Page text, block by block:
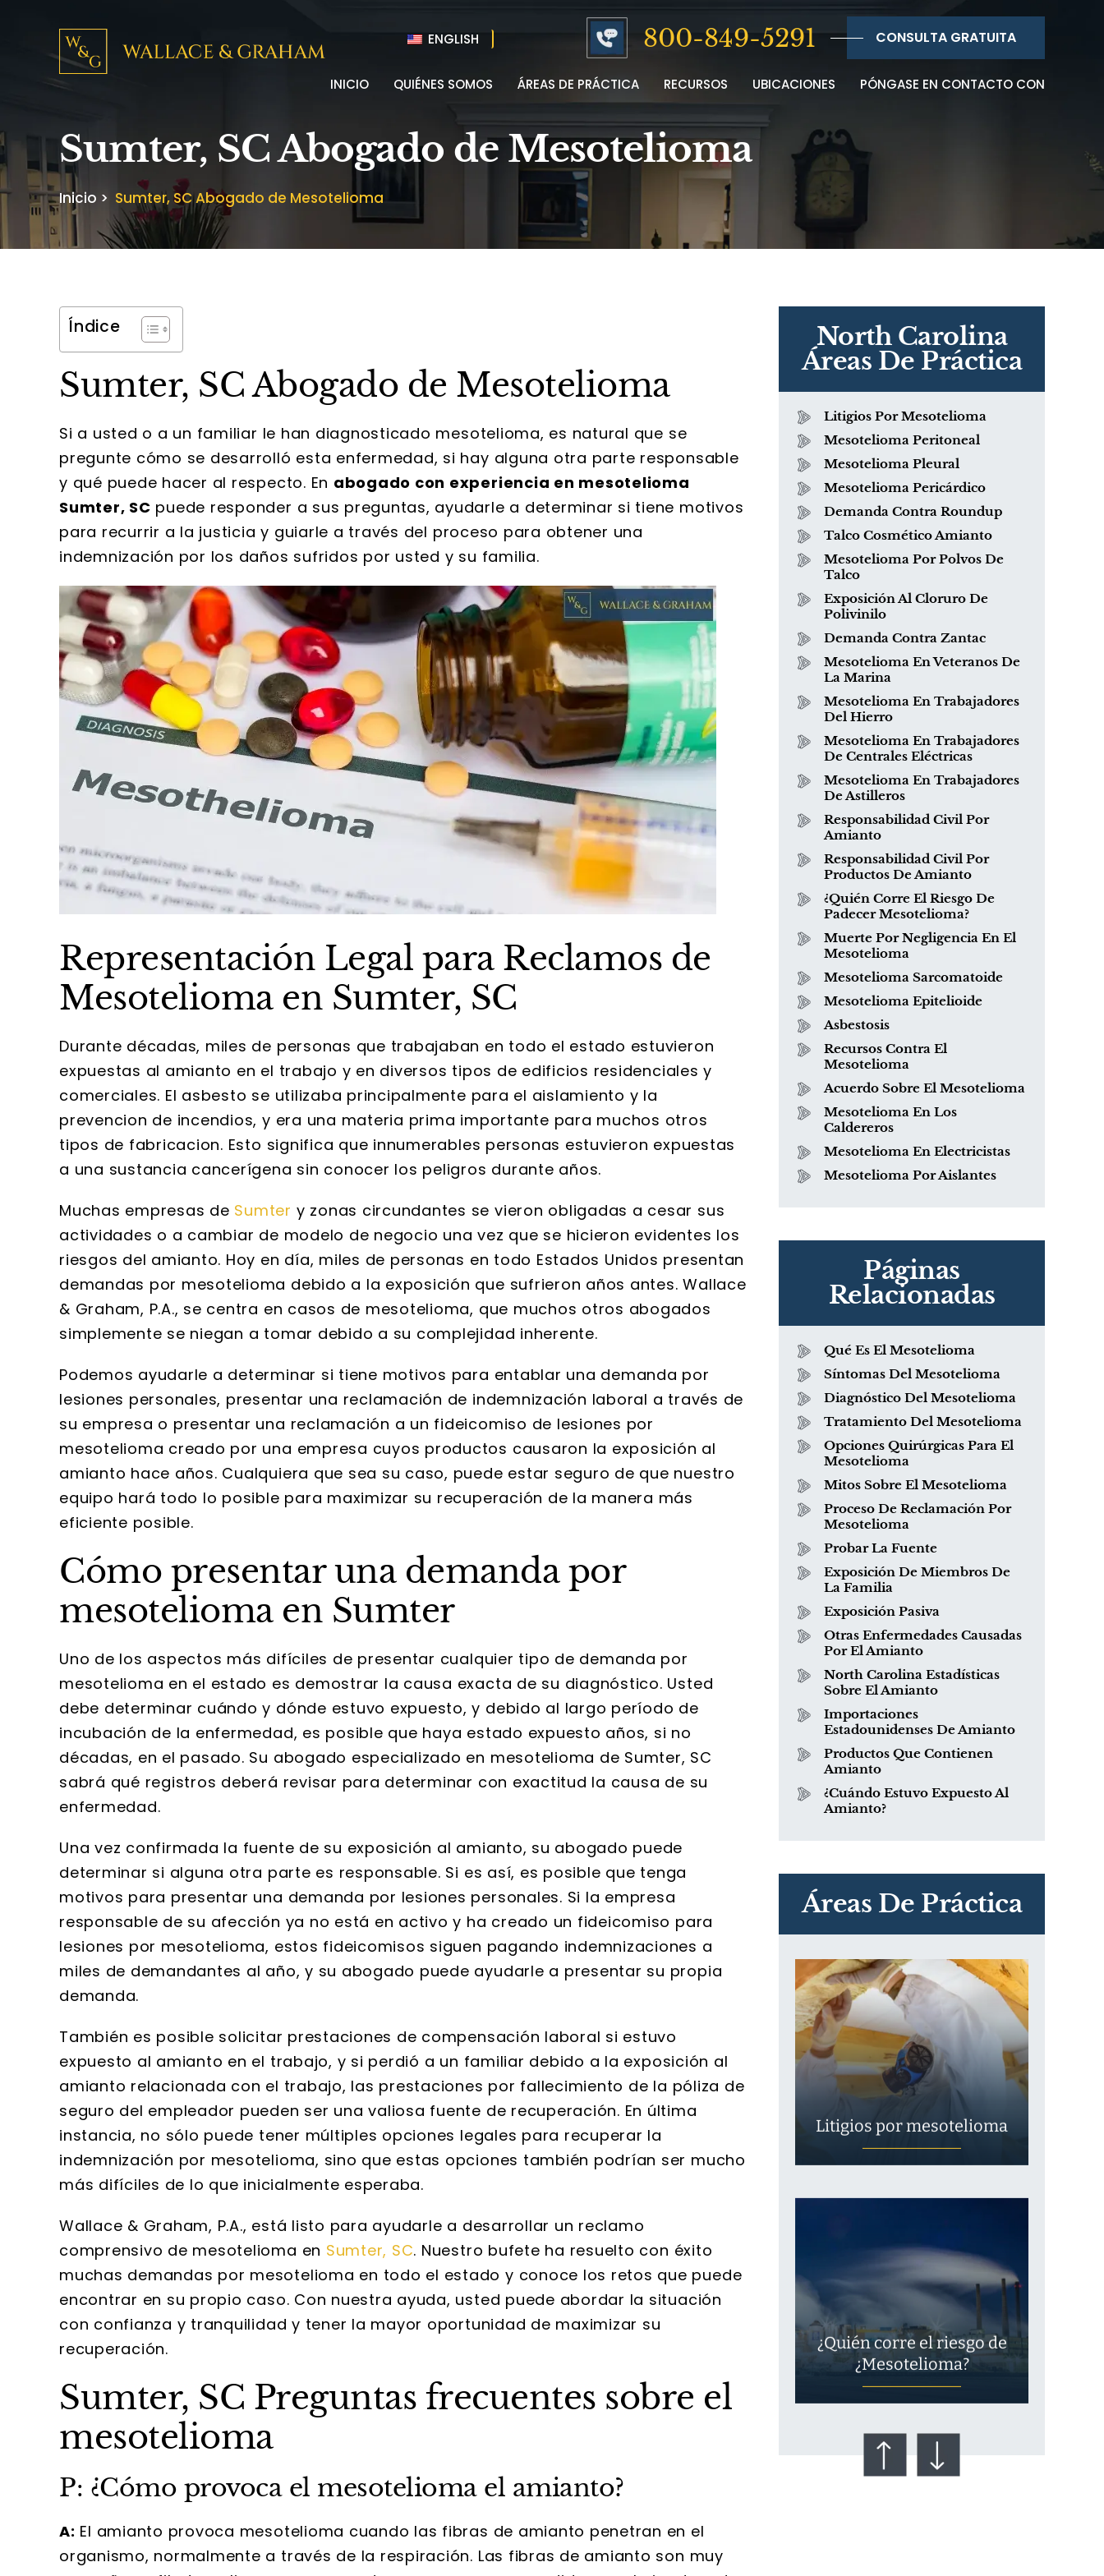
ENGLISH 800-849-5291 CONSULTA GRATUITA
INICIO QUIÉNES SOMOS ÁREAS DE PRÁCTICA RECURSOS UBICACIONES PÓNGASE EN CONTACTO CON
Sumter, SC Abogado de Mesotelioma
Inicio > Sumter, SC Abogado de Mesotelioma
Índice
Sumter, SC Abogado de Mesotelioma
Si a usted o a un familiar le han diagnosticado mesotelioma, es natural que se
pregunte cómo se desarrolló esta enfermedad, si hay alguna otra parte responsable
y qué puede hacer al respecto. En abogado con experiencia en mesotelioma
Sumter, SC puede responder a sus preguntas, ayudarle a determinar si tiene motivos
para recurrir a la justicia y guiarle a través del proceso para obtener una
indemnización por los daños sufridos por usted y su familia.
Representación Legal para Reclamos de
Mesotelioma en Sumter, SC
Durante décadas, miles de personas que trabajaban en todo el estado estuvieron
expuestas al amianto en el trabajo y en diversos tipos de edificios residenciales y
comerciales. El asbesto se utilizaba principalmente para el aislamiento y la
prevencion de incendios, y era una materia prima importante para muchos otros
tipos de fabricacion. Esto significa que innumerables personas estuvieron expuestas
a una sustancia cancerígena sin conocer los peligros durante años.
Muchas empresas de Sumter y zonas circundantes se vieron obligadas a cesar sus
actividades o a cambiar de modelo de negocio una vez que se hicieron evidentes los
riesgos del amianto. Hoy en día, miles de personas en todo Estados Unidos presentan
demandas por mesotelioma debido a la exposición que sufrieron años antes. Wallace
& Graham, P.A., se centra en casos de mesotelioma, que muchos otros abogados
simplemente se niegan a tomar debido a su complejidad inherente.
Podemos ayudarle a determinar si tiene motivos para entablar una demanda por
lesiones personales, presentar una reclamación de indemnización laboral a través de
su empresa o presentar una reclamación a un fideicomiso de lesiones por
mesotelioma creado por una empresa cuyos productos causaron la exposición al
amianto hace años. Cualquiera que sea su caso, puede estar seguro de que nuestro
equipo hará todo lo posible para maximizar su recuperación de la manera más
eficiente posible.
Cómo presentar una demanda por
mesotelioma en Sumter
Uno de los aspectos más difíciles de presentar cualquier tipo de demanda por
mesotelioma en el estado es demostrar la causa exacta de su diagnóstico. Usted
debe determinar cuándo y dónde estuvo expuesto, y debido al largo período de
incubación de la enfermedad, es posible que haya estado expuesto años, si no
décadas, en el pasado. Su abogado especializado en mesotelioma de Sumter, SC
sabrá qué registros deberá revisar para determinar con exactitud la causa de su
enfermedad.
Una vez confirmada la fuente de su exposición al amianto, su abogado puede
determinar si alguna otra parte es responsable. Si es así, es posible que tenga
motivos para presentar una demanda por lesiones personales. Si la empresa
responsable de su afección ya no está en activo y ha creado un fideicomiso para
lesiones por mesotelioma, estos fideicomisos siguen pagando indemnizaciones a
miles de demandantes al año, y su abogado puede ayudarle a presentar su propia
demanda.
También es posible solicitar prestaciones de compensación laboral si estuvo
expuesto al amianto en el trabajo, y si perdió a un familiar debido a la exposición al
amianto relacionada con el trabajo, las prestaciones por fallecimiento de la póliza de
seguro del empleador pueden ser una valiosa fuente de recuperación. En última
instancia, no sólo puede tener múltiples opciones legales para recuperar la
indemnización por mesotelioma, sino que estas opciones también podrían ser mucho
más difíciles de lo que inicialmente esperaba.
Wallace & Graham, P.A., está listo para ayudarle a desarrollar un reclamo
comprensivo de mesotelioma en Sumter, SC. Nuestro bufete ha resuelto con éxito
muchas demandas por mesotelioma en todo el estado y conoce los retos que puede
encontrar en su propio caso. Con nuestra ayuda, usted puede abordar la situación
con confianza y tranquilidad y tener la mayor oportunidad de maximizar su
recuperación.
Sumter, SC Preguntas frecuentes sobre el
mesotelioma
P: ¿Cómo provoca el mesotelioma el amianto?
A: El amianto provoca mesotelioma cuando las fibras de amianto penetran en el
organismo, normalmente a través de la respiración. Las fibras de amianto son muy
North Carolina
Áreas De Práctica
Litigios Por Mesotelioma
Mesotelioma Peritoneal
Mesotelioma Pleural
Mesotelioma Pericárdico
Demanda Contra Roundup
Talco Cosmético Amianto
Mesotelioma Por Polvos De
Talco
Exposición Al Cloruro De
Polivinilo
Demanda Contra Zantac
Mesotelioma En Veteranos De
La Marina
Mesotelioma En Trabajadores
Del Hierro
Mesotelioma En Trabajadores
De Centrales Eléctricas
Mesotelioma En Trabajadores
De Astilleros
Responsabilidad Civil Por
Amianto
Responsabilidad Civil Por
Productos De Amianto
¿Quién Corre El Riesgo De
Padecer Mesotelioma?
Muerte Por Negligencia En El
Mesotelioma
Mesotelioma Sarcomatoide
Mesotelioma Epitelioide
Asbestosis
Recursos Contra El
Mesotelioma
Acuerdo Sobre El Mesotelioma
Mesotelioma En Los
Caldereros
Mesotelioma En Electricistas
Mesotelioma Por Aislantes
Páginas
Relacionadas
Qué Es El Mesotelioma
Síntomas Del Mesotelioma
Diagnóstico Del Mesotelioma
Tratamiento Del Mesotelioma
Opciones Quirúrgicas Para El
Mesotelioma
Mitos Sobre El Mesotelioma
Proceso De Reclamación Por
Mesotelioma
Probar La Fuente
Exposición De Miembros De
La Familia
Exposición Pasiva
Otras Enfermedades Causadas
Por El Amianto
North Carolina Estadísticas
Sobre El Amianto
Importaciones
Estadounidenses De Amianto
Productos Que Contienen
Amianto
¿Cuándo Estuvo Expuesto Al
Amianto?
Áreas De Práctica
¿Qué es el mesotelioma?
Litigios por mesotelioma
¿Quién corre el riesgo de
¿Mesotelioma?